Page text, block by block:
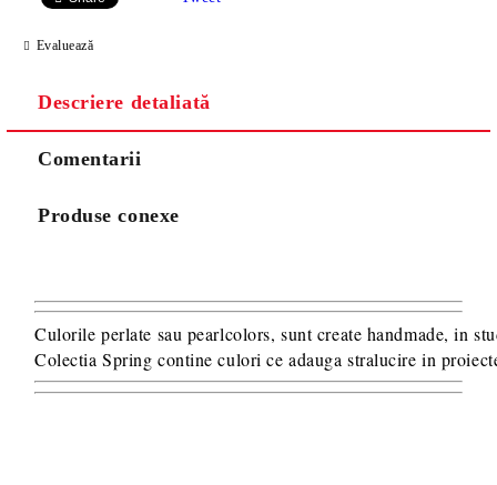
Evaluează
Descriere detaliată
Comentarii
Produse conexe
Culorile perlate sau pearlcolors, sunt create handmade, in
Colectia